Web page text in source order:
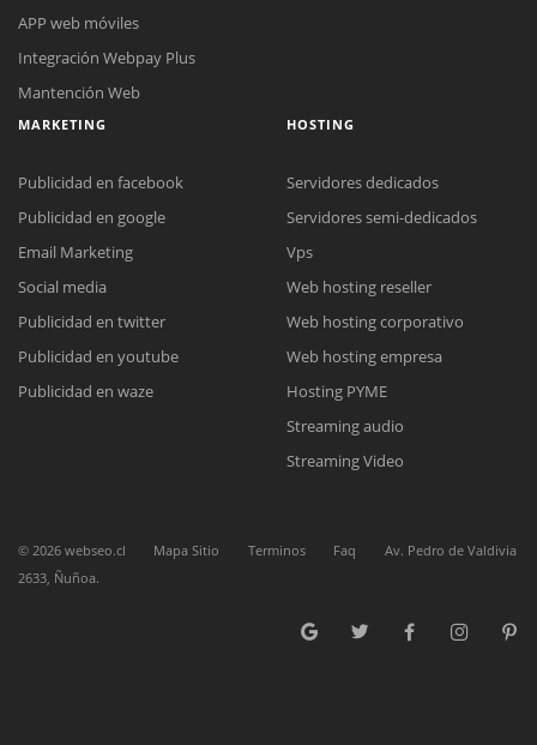
Reunión online
Nuestros ejecutivos le enviarán un correo electrónico con el enlace a
Meet para la reunión online.
Cotización
Complete el formulario y nos contactaremos a la brevedad.
Chat Online
para enviarnos un correo electrónico con sus datos personales.
APP web móviles
Integración Webpay Plus
Mantención Web
MARKETING
Publicidad en facebook
Publicidad en google
Email Marketing
Social media
Publicidad en twitter
Publicidad en youtube
Publicidad en waze
HOSTING
Servidores dedicados
Servidores semi-dedicados
Vps
Web hosting reseller
Web hosting corporativo
Web hosting empresa
Hosting PYME
Streaming audio
Streaming Video
© 2026 webseo.cl Mapa Sitio Terminos Faq
Av. Pedro de Valdivia
2633, Ñuñoa.